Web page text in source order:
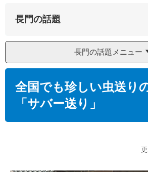
長門の話題
長門の話題メニュー
全国でも珍しい虫送り
「サバー送り」